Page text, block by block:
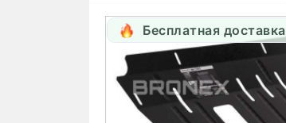
Бесплатная доставка